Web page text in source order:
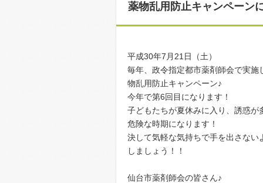
薬物乱用防止キャンペーン
平成30年7月21日（土）
毎年、政令指定都市薬剤師会で実施
物乱用防止キャンペーン♪
今年で第6回目になります！
子どもたちが夏休みに入り、誘惑が
危険な時期になります！
決して気軽な気持ちで手を出さない
しましょう！！
仙台市薬剤師会の皆さん♪